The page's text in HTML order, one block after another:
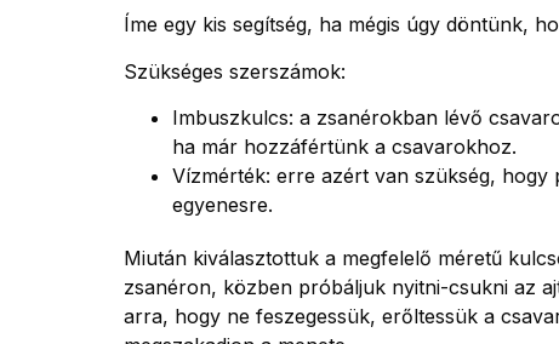
Íme egy kis segítség, ha mégis úgy döntünk,
Szükséges szerszámok:
Imbuszkulcs: a zsanérokban lévő
ha már hozzáfértünk a csavarokhoz.
Vízmérték: erre azért van szükség, hogy
egyenesre.
Miután kiválasztottuk a megfelelő méretű
zsanéron, közben próbáljuk nyitni-csukni az
arra, hogy ne feszegessük, erőltessük a